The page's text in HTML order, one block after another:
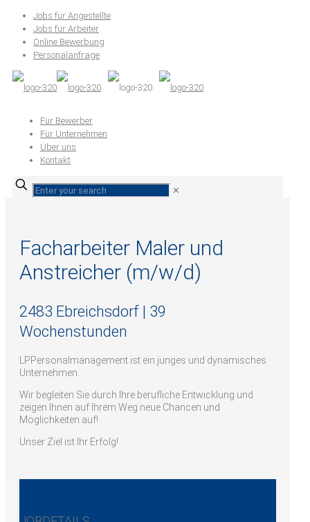
Jobs für Angestellte
Jobs für Arbeiter
Online Bewerbung
Personalanfrage
Für Bewerber
Für Unternehmen
Über uns
Kontakt
✕
Facharbeiter Maler und
Anstreicher (m/w/d)
2483 Ebreichsdorf | 39
Wochenstunden
LPPersonalmanagement ist ein junges und dynamisches
Unternehmen.
Wir begleiten Sie durch Ihre berufliche Entwicklung und
zeigen Ihnen auf Ihrem Weg neue Chancen und
Möglichkeiten auf!
Unser Ziel ist Ihr Erfolg!